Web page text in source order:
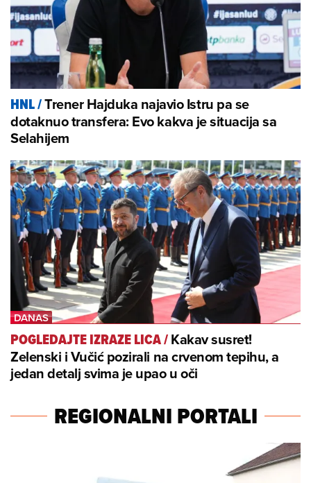
HNL/Trener Hajduka najavio Istru pa se
dotaknuo transfera: Evo kakva je situacija sa
Selahijem
POGLEDAJTE IZRAZE LICA/Kakav susret!
Zelenski i Vučić pozirali na crvenom tepihu, a
jedan detalj svima je upao u oči
REGIONALNI PORTALI